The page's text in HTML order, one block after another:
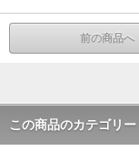
前の商品へ
この商品のカテゴリー